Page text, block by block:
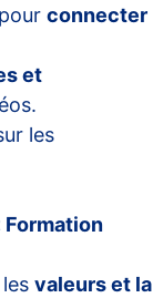
connecter
et
les
Formation
valeurs et la